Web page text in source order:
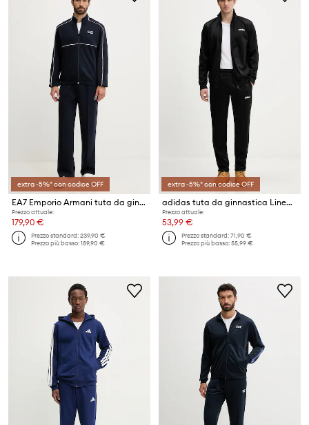
extra -5%* con codice OFF
EA7 Emporio Armani tuta da ginnastica
Prezzo attuale:
179,90 €
Prezzo standard:239,90 €
Prezzo più basso:189,90 €
extra -5%* con codice OFF
adidas tuta da ginnastica Linear
Prezzo attuale:
53,99 €
Prezzo standard:71,90 €
Prezzo più basso:55,99 €